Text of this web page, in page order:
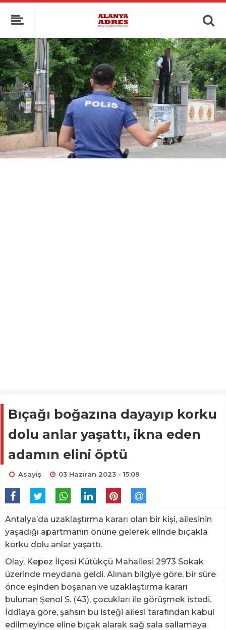
kaçak bahis
deneme bonusu
canlı bahis siteleri
deneme bonusu veren siteler
bahis siteleri
porno izle
Bıçağı boğazına dayayıp korku
dolu anlar yaşattı, ikna eden
adamın elini öptü
Asayiş 03 Haziran 2023 - 15:09
Antalya’da uzaklaştırma kararı olan bir kişi, ailesinin
yaşadığı apartmanın önüne gelerek elinde bıçakla
korku dolu anlar yaşattı.
Olay, Kepez İlçesi Kütükçü Mahallesi 2973 Sokak
üzerinde meydana geldi. Alınan bilgiye göre, bir süre
önce eşinden boşanan ve uzaklaştırma kararı
bulunan Şenol S. (43), çocukları ile görüşmek istedi.
İddiaya göre, şahsın bu isteği ailesi tarafından kabul
edilmeyince eline bıçak alarak sağ sala sallamaya